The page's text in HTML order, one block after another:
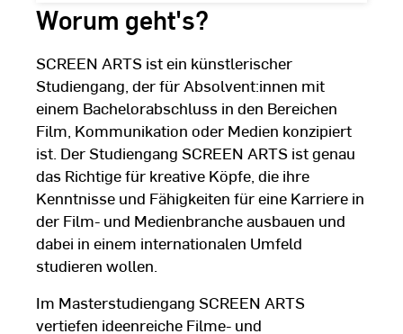
Worum geht's?
SCREEN ARTS ist ein künstlerischer
Studiengang, der für Absolvent:innen mit
einem Bachelorabschluss in den Bereichen
Film, Kommunikation oder Medien konzipiert
ist. Der Studiengang SCREEN ARTS ist genau
das Richtige für kreative Köpfe, die ihre
Kenntnisse und Fähigkeiten für eine Karriere in
der Film- und Medienbranche ausbauen und
dabei in einem internationalen Umfeld
studieren wollen.
Im Masterstudiengang SCREEN ARTS
vertiefen ideenreiche Filme- und